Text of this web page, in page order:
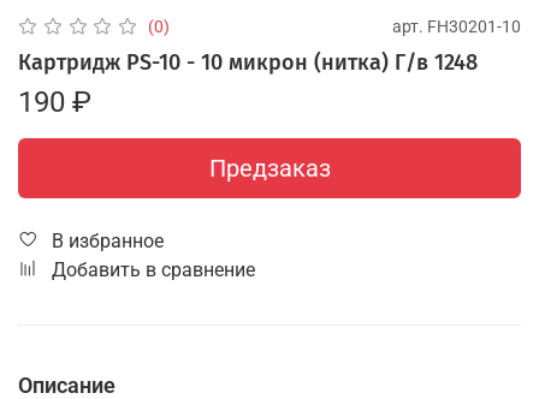
(0) арт. FH30201-10
Картридж PS-10 - 10 микрон (нитка) Г/в 1248
190 ₽
Предзаказ
В избранное
Добавить в сравнение
Описание